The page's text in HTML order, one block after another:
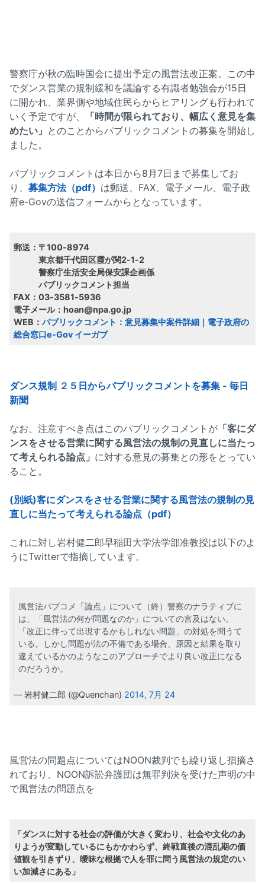
警察庁が秋の臨時国会に提出予定の風営法改正案。この中
でダンス営業の規制緩和を議論する有識者勉強会が15日
に開かれ、業界側や地域住民らからヒアリングも行われて
いく予定ですが、
「時間が限られており、幅広く意見を集
めたい」 とのことからパブリックコメントの募集を開始し
ました。
パブリックコメントは本日から8月7日まで募集してお
り、 募集方法（pdf） は郵送、FAX、電子メール、電子政
府e-Govの送信フォームからとなっています。
郵送：〒100-8974
東京都千代田区霞が関2-1-2
警察庁生活安全局保安課企画係
パブリックコメント担当
FAX：03-3581-5936
電子メール：hoan@npa.go.jp
WEB：パブリックコメント：意見募集中案件詳細｜電子政府の
総合窓口e-Gov イーガブ
ダンス規制 ２５日からパブリックコメントを募集 - 毎日
新聞
なお、注意すべき点はこのパブリックコメントが 「客にダ
ンスをさせる営業に関する風営法の規制の見直しに当たっ
て考えられる論点」 に対する意見の募集との形をとってい
ること。
(別紙)客にダンスをさせる営業に関する風営法の規制の見
直しに当たって考えられる論点（pdf）
これに対し岩村健二郎早稲田大学法学部准教授は以下のよ
うにTwitterで指摘しています。
風営法パブコメ「論点」について（終）警察のナラティブに
は、「風営法の何が問題なのか」についての言及はない。
「改正に伴って出現するかもしれない問題」の対処を問うて
いる。しかし問題が法の不備である場合、原因と結果を取り
違えているかのようなこのアプローチでより良い改正になる
のだろうか。
— 岩村健二郎 (@Quenchan) 2014, 7月 24
風営法の問題点についてはNOON裁判でも繰り返し指摘さ
れており、NOON訴訟弁護団は無罪判決を受けた声明の中
で風営法の問題点を
「ダンスに対する社会の評価が大きく変わり、社会や文化のあ
りようが変動しているにもかかわらず、終戦直後の混乱期の価
値観を引きずり、曖昧な根拠で人を罪に問う風営法の規定のい
い加減さにある」